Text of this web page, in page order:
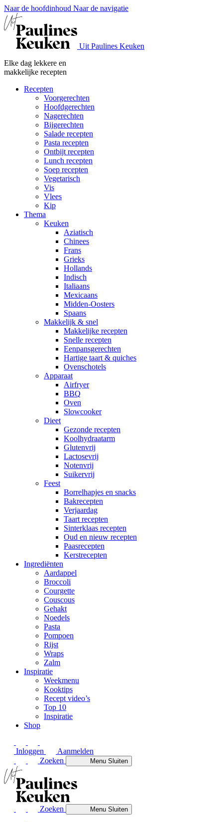
Naar de hoofdinhoud Naar de navigatie
Uit Paulines Keuken
Elke dag lekkere en
makkelijke recepten
Recepten
Voorgerechten
Hoofdgerechten
Nagerechten
Bijgerechten
Salade recepten
Pasta recepten
Ontbijt recepten
Lunch recepten
Soep recepten
Vegetarisch
Vis
Vlees
Kip
Thema
Keuken
Aziatisch
Chinees
Frans
Grieks
Hollands
Indisch
Italiaans
Mexicaans
Midden-Oosters
Spaans
Makkelijk & snel
Makkelijke recepten
Snelle recepten
Eenpansgerechten
Hartige taart & quiches
Ovenschotels
Apparaat
Airfryer
BBQ
Oven
Slowcooker
Dieet
Gezonde recepten
Koolhydraatarm
Glutenvrij
Lactosevrij
Notenvrij
Suikervrij
Feest
Borrelhapjes en snacks
Bakrecepten
Verjaardag
Taart recepten
Sinterklaas recepten
Oud en nieuw recepten
Paasrecepten
Kerstrecepten
Ingrediënten
Aardappel
Broccoli
Courgette
Couscous
Gehakt
Noedels
Pasta
Pompoen
Rijst
Wraps
Zalm
Inspiratie
Weekmenu
Kooktips
Recept video’s
Top 10
Inspiratie
Shop
Inloggen
Aanmelden
Zoeken
MenuSluiten
Zoeken MenuSluiten